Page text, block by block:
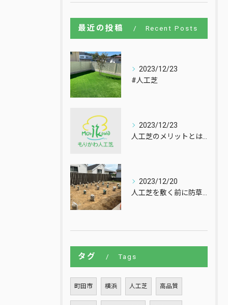
最近の投稿 Recent Posts
2023/12/23
#人工芝
2023/12/23
2023/12/20
タグ Tags
町田市 横浜 人工芝 高品質